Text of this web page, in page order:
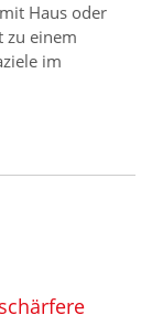
Haus oder
zu einem
im